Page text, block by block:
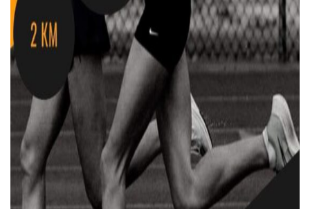
Контакти
Рекламні прайси
Підтримати «місцевих»
Редакційна політика
Етичний кодекс